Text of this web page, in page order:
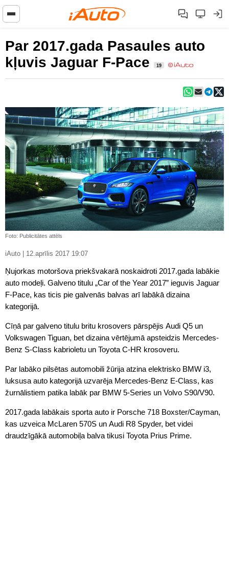
Par 2017.gada Pasaules auto
kļuvis Jaguar F-Pace
19
Foto: Publicitātes attēls
iAuto | 12.aprīlis 2017 19:07
Ņujorkas motoršova priekšvakarā noskaidroti 2017.gada labākie
auto modeļi. Galveno titulu „Car of the Year 2017” ieguvis Jaguar
F-Pace, kas ticis pie galvenās balvas arī labākā dizaina
kategorijā.
Cīņā par galveno titulu britu krosovers pārspējis Audi Q5 un
Volkswagen Tiguan, bet dizaina vērtējumā apsteidzis Mercedes-
Benz S-Class kabrioletu un Toyota C-HR krosoveru.
Par labāko pilsētas automobili žūrija atzina elektrisko BMW i3,
luksusa auto kategorijā uzvarēja Mercedes-Benz E-Class, kas
žurnālistiem patika labāk par BMW 5-Series un Volvo S90/V90.
2017.gada labākais sporta auto ir Porsche 718 Boxster/Cayman,
kas uzveica McLaren 570S un Audi R8 Spyder, bet videi
draudzīgākā automobiļa balva tikusi Toyota Prius Prime.